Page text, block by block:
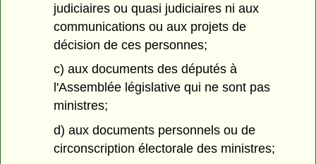
judiciaires ou quasi judiciaires ni aux
communications ou aux projets de
décision de ces personnes;
c) aux documents des députés à
l'Assemblée législative qui ne sont pas
ministres;
d) aux documents personnels ou de
circonscription électorale des ministres;